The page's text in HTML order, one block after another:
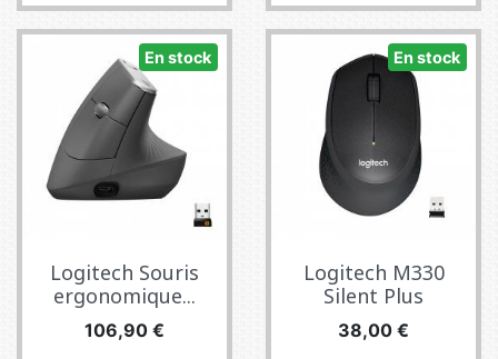
En stock
Logitech Souris
ergonomique...
Prix
106,90 €
En stock
Logitech M330
Silent Plus
Prix
38,00 €